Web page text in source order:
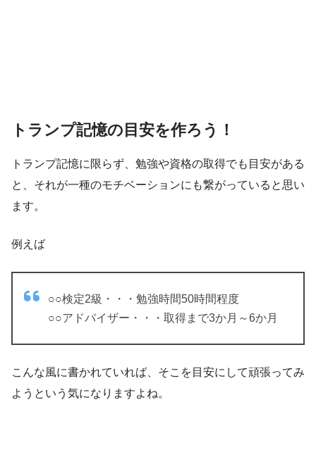
トランプ記憶の目安を作ろう！
トランプ記憶に限らず、勉強や資格の取得でも目安がある
と、それが一種のモチベーションにも繋がっていると思い
ます。
例えば
○○検定2級・・・勉強時間50時間程度
○○アドバイザー・・・取得まで3か月～6か月
こんな風に書かれていれば、そこを目安にして頑張ってみ
ようという気になりますよね。